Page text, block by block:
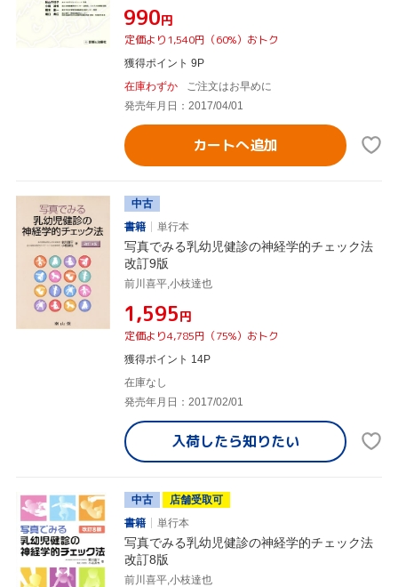
¥990円
定価より1,540円（60%）おトク
獲得ポイント 9P
在庫わずか
ご注文はお早めに
発売年月日：2017/04/01
カートへ追加
中古
書籍
単行本
写真でみる乳幼児健診の神経学的チェック法
改訂9版
前川喜平,小枝達也
¥1,595円
定価より4,785円（75%）おトク
獲得ポイント 14P
在庫なし
発売年月日：2017/02/01
入荷したら知りたい
中古
店舗受取可
書籍
単行本
写真でみる乳幼児健診の神経学的チェック法
改訂8版
前川喜平,小枝達也